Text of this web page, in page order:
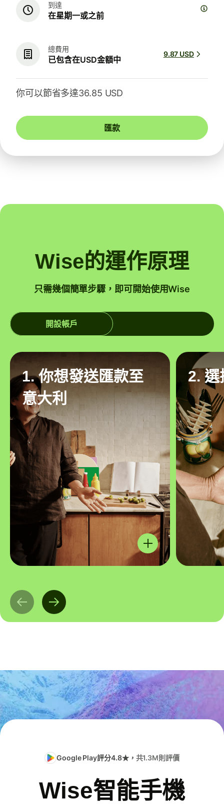
到達
在星期一或之前
總費用
已包含在USD金額中
9.87 USD
你可以節省多達36.85 USD
匯款
Wise的運作原理
只需幾個簡單步驟，即可開始使用Wise
開設帳戶
1. 你想發送匯款至
意大利
2. 選
Google Play評分4.8★， 共1.3M則評價
Wise智能手機